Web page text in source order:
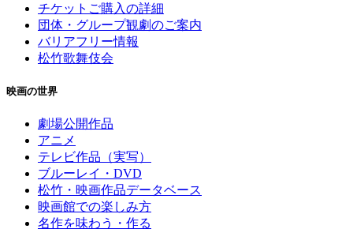
チケットご購入の詳細
団体・グループ観劇のご案内
バリアフリー情報
松竹歌舞伎会
映画の世界
劇場公開作品
アニメ
テレビ作品（実写）
ブルーレイ・DVD
松竹・映画作品データベース
映画館での楽しみ方
名作を味わう・作る